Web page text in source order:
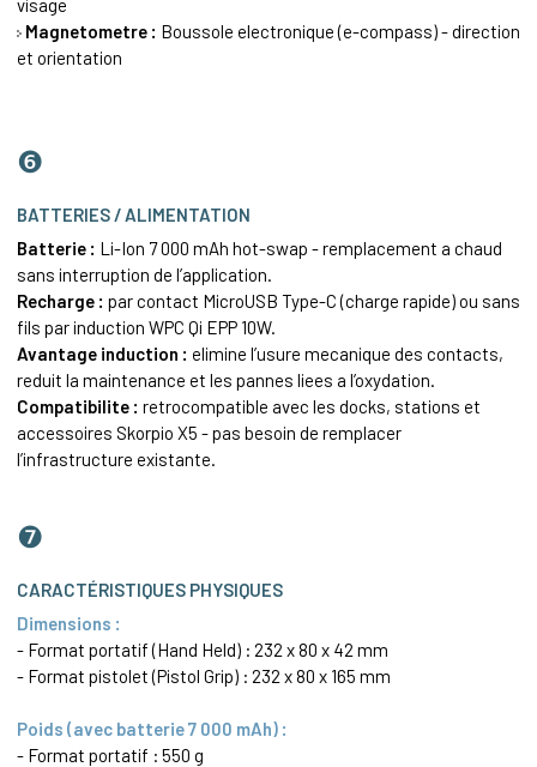
Magnetometre : Boussole electronique (e-compass) - direction
et orientation
❻
BATTERIES / ALIMENTATION
Batterie : Li-Ion 7 000 mAh hot-swap - remplacement a chaud
sans interruption de l’application.
Recharge : par contact MicroUSB Type-C (charge rapide) ou sans
fils par induction WPC Qi EPP 10W.
Avantage induction : elimine l’usure mecanique des contacts,
reduit la maintenance et les pannes liees a l’oxydation.
Compatibilite : retrocompatible avec les docks, stations et
accessoires Skorpio X5 - pas besoin de remplacer
l’infrastructure existante.
❼
CARACTÉRISTIQUES PHYSIQUES
Dimensions :
- Format portatif (Hand Held) : 232 x 80 x 42 mm
- Format pistolet (Pistol Grip) : 232 x 80 x 165 mm
Poids (avec batterie 7 000 mAh) :
- Format portatif : 550 g